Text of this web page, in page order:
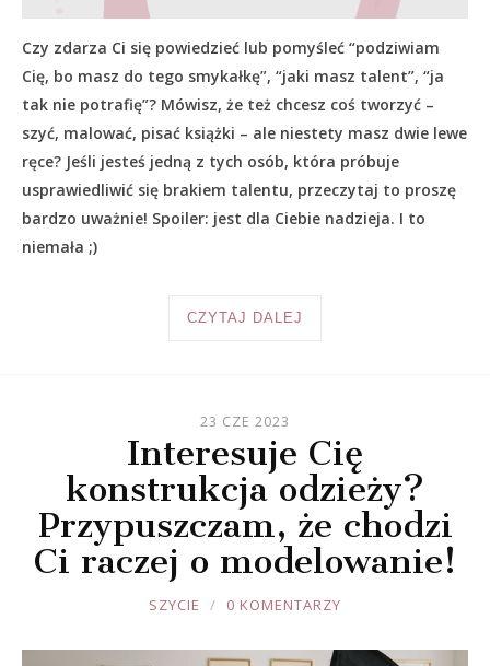
Czy zdarza Ci się powiedzieć lub pomyśleć “podziwiam
Cię, bo masz do tego smykałkę”, “jaki masz talent”, “ja
tak nie potrafię”? Mówisz, że też chcesz coś tworzyć –
szyć, malować, pisać książki – ale niestety masz dwie lewe
ręce? Jeśli jesteś jedną z tych osób, która próbuje
usprawiedliwić się brakiem talentu, przeczytaj to proszę
bardzo uważnie! Spoiler: jest dla Ciebie nadzieja. I to
niemała ;)
CZYTAJ DALEJ
23 CZE 2023
Interesuje Cię
konstrukcja odzieży?
Przypuszczam, że chodzi
Ci raczej o modelowanie!
JOULE
SZYCIE 0 KOMENTARZY